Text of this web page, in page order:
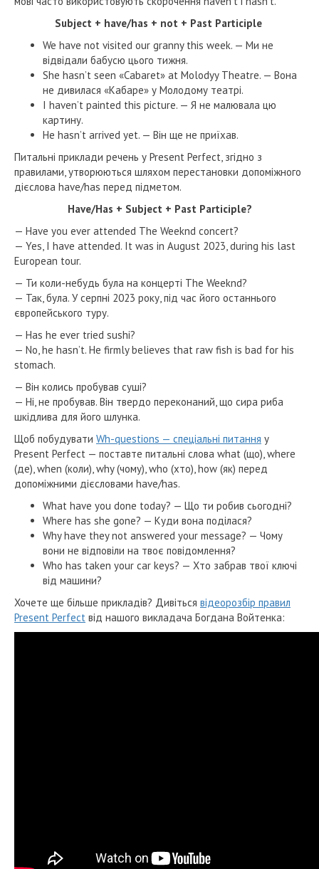
Subject + have/has + not + Past Participle
We have not visited our granny this week. — Ми не
відвідали бабусю цього тижня.
She hasn’t seen «Cabaret» at Molodyy Theatre. — Вона
не дивилася «Кабаре» у Молодому театрі.
I haven’t painted this picture. — Я не малювала цю
картину.
He hasn’t arrived yet. — Він ще не приїхав.
Питальні приклади речень у Present Perfect, згідно з
правилами, утворюються шляхом перестановки допоміжного
дієслова have/has перед підметом.
Have/Has + Subject + Past Participle?
— Have you ever attended The Weeknd concert?
— Yes, I have attended. It was in August 2023, during his last
European tour.
— Ти коли-небудь була на концерті The Weeknd?
— Так, була. У серпні 2023 року, під час його останнього
європейського туру.
— Has he ever tried sushi?
— No, he hasn’t. He firmly believes that raw fish is bad for his
stomach.
— Він колись пробував суші?
— Ні, не пробував. Він твердо переконаний, що сира риба
шкідлива для його шлунка.
Щоб побудувати Wh-questions — спеціальні питання у
Present Perfect — поставте питальні слова what (що), where
(де), when (коли), why (чому), who (хто), how (як) перед
допоміжними дієсловами have/has.
What have you done today? — Що ти робив сьогодні?
Where has she gone? — Куди вона поділася?
Why have they not answered your message? — Чому
вони не відповіли на твоє повідомлення?
Who has taken your car keys? — Хто забрав твої ключі
від машини?
Хочете ще більше прикладів? Дивіться відеорозбір правил
Present Perfect від нашого викладача Богдана Войтенка: